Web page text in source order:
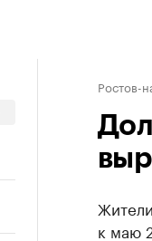
Ростов-
к маю